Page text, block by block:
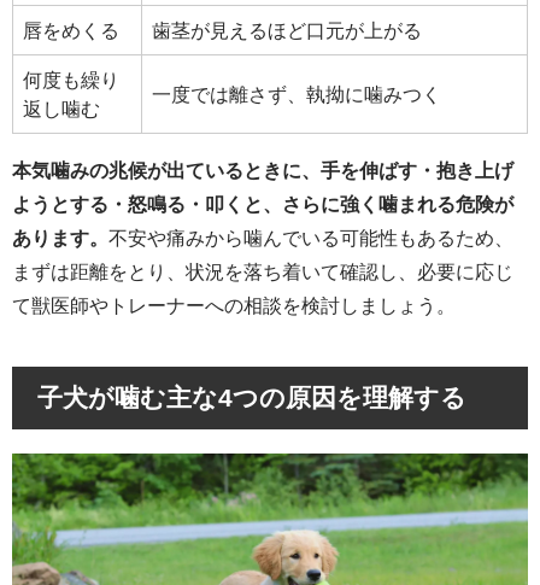
唇をめくる 歯茎が見えるほど口元が上がる
何度も繰り
返し噛む
一度では離さず、執拗に噛みつく
本気噛みの兆候が出ているときに、手を伸ばす・抱き上げ
ようとする・怒鳴る・叩くと、さらに強く噛まれる危険が
あります。 不安や痛みから噛んでいる可能性もあるため、
まずは距離をとり、状況を落ち着いて確認し、必要に応じ
て獣医師やトレーナーへの相談を検討しましょう。
子犬が噛む主な4つの原因を理解する